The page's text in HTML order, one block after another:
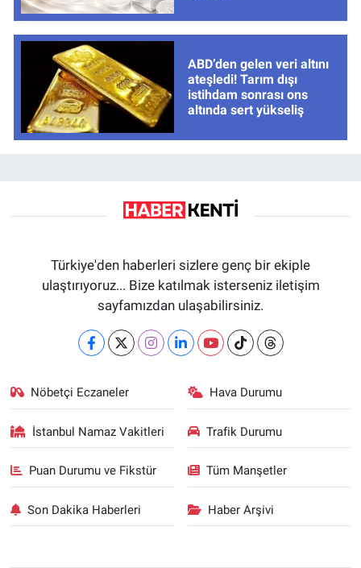
ABD’den gelen veri altını
ateşledi! Tarım dışı
istihdam sonrası ons
altında sert yükseliş
Türkiye'den haberleri sizlere genç bir ekiple
ulaştırıyoruz... Bize katılmak isterseniz iletişim
sayfamızdan ulaşabilirsiniz.
Nöbetçi Eczaneler Hava Durumu
İstanbul Namaz Vakitleri Trafik Durumu
Puan Durumu ve Fikstür Tüm Manşetler
Son Dakika Haberleri Haber Arşivi